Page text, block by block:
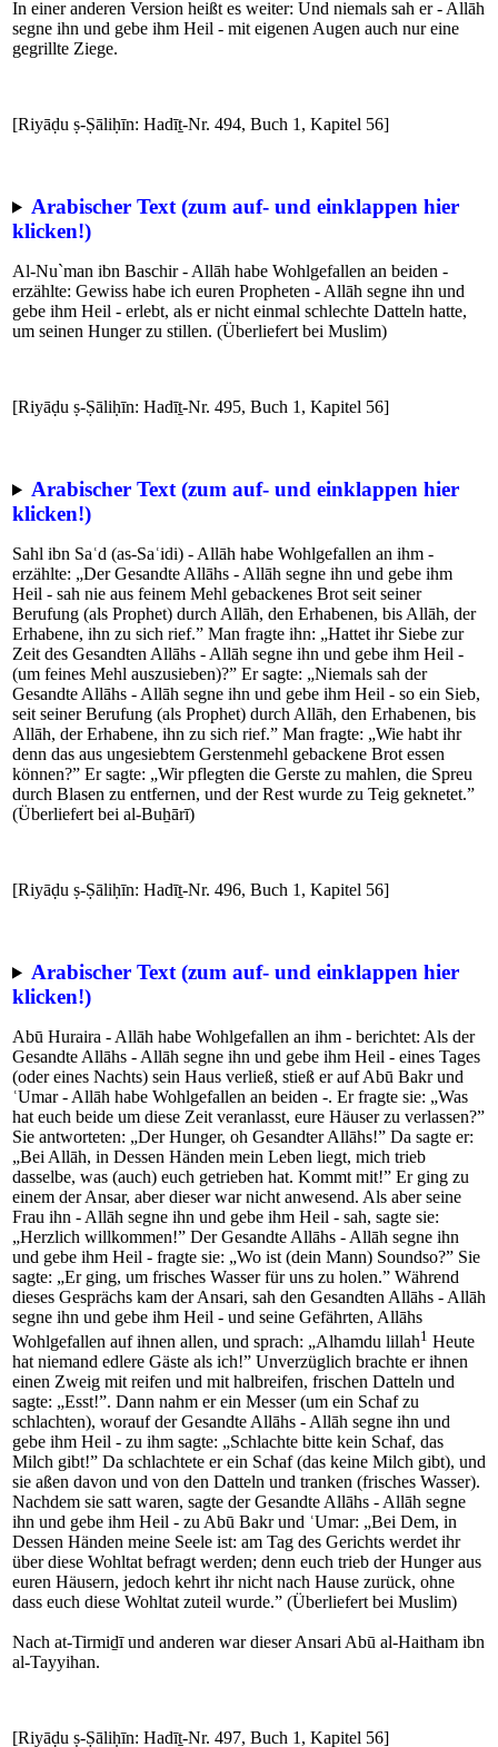
In einer anderen Version heißt es weiter: Und niemals sah er - Allāh
segne ihn und gebe ihm Heil - mit eigenen Augen auch nur eine
gegrillte Ziege.
[Riyāḍu ṣ-Ṣāliḥīn: Hadīṯ-Nr. 494, Buch 1, Kapitel 56]
Arabischer Text (zum auf- und einklappen hier
klicken!)
Al-Nu`man ibn Baschir - Allāh habe Wohlgefallen an beiden -
erzählte: Gewiss habe ich euren Propheten - Allāh segne ihn und
gebe ihm Heil - erlebt, als er nicht einmal schlechte Datteln hatte,
um seinen Hunger zu stillen. (Überliefert bei Muslim)
[Riyāḍu ṣ-Ṣāliḥīn: Hadīṯ-Nr. 495, Buch 1, Kapitel 56]
Arabischer Text (zum auf- und einklappen hier
klicken!)
Sahl ibn Saʿd (as-Saʿidi) - Allāh habe Wohlgefallen an ihm -
erzählte: „Der Gesandte Allāhs - Allāh segne ihn und gebe ihm
Heil - sah nie aus feinem Mehl gebackenes Brot seit seiner
Berufung (als Prophet) durch Allāh, den Erhabenen, bis Allāh, der
Erhabene, ihn zu sich rief.” Man fragte ihn: „Hattet ihr Siebe zur
Zeit des Gesandten Allāhs - Allāh segne ihn und gebe ihm Heil -
(um feines Mehl auszusieben)?” Er sagte: „Niemals sah der
Gesandte Allāhs - Allāh segne ihn und gebe ihm Heil - so ein Sieb,
seit seiner Berufung (als Prophet) durch Allāh, den Erhabenen, bis
Allāh, der Erhabene, ihn zu sich rief.” Man fragte: „Wie habt ihr
denn das aus ungesiebtem Gerstenmehl gebackene Brot essen
können?” Er sagte: „Wir pflegten die Gerste zu mahlen, die Spreu
durch Blasen zu entfernen, und der Rest wurde zu Teig geknetet.”
(Überliefert bei al-Buẖārī)
[Riyāḍu ṣ-Ṣāliḥīn: Hadīṯ-Nr. 496, Buch 1, Kapitel 56]
Arabischer Text (zum auf- und einklappen hier
klicken!)
Abū Huraira - Allāh habe Wohlgefallen an ihm - berichtet: Als der
Gesandte Allāhs - Allāh segne ihn und gebe ihm Heil - eines Tages
(oder eines Nachts) sein Haus verließ, stieß er auf Abū Bakr und
ʿUmar - Allāh habe Wohlgefallen an beiden -. Er fragte sie: „Was
hat euch beide um diese Zeit veranlasst, eure Häuser zu verlassen?”
Sie antworteten: „Der Hunger, oh Gesandter Allāhs!” Da sagte er:
„Bei Allāh, in Dessen Händen mein Leben liegt, mich trieb
dasselbe, was (auch) euch getrieben hat. Kommt mit!” Er ging zu
einem der Ansar, aber dieser war nicht anwesend. Als aber seine
Frau ihn - Allāh segne ihn und gebe ihm Heil - sah, sagte sie:
„Herzlich willkommen!” Der Gesandte Allāhs - Allāh segne ihn
und gebe ihm Heil - fragte sie: „Wo ist (dein Mann) Soundso?” Sie
sagte: „Er ging, um frisches Wasser für uns zu holen.” Während
dieses Gesprächs kam der Ansari, sah den Gesandten Allāhs - Allāh
segne ihn und gebe ihm Heil - und seine Gefährten, Allāhs
Wohlgefallen auf ihnen allen, und sprach: „Alhamdu lillah1 Heute
hat niemand edlere Gäste als ich!” Unverzüglich brachte er ihnen
einen Zweig mit reifen und mit halbreifen, frischen Datteln und
sagte: „Esst!”. Dann nahm er ein Messer (um ein Schaf zu
schlachten), worauf der Gesandte Allāhs - Allāh segne ihn und
gebe ihm Heil - zu ihm sagte: „Schlachte bitte kein Schaf, das
Milch gibt!” Da schlachtete er ein Schaf (das keine Milch gibt), und
sie aßen davon und von den Datteln und tranken (frisches Wasser).
Nachdem sie satt waren, sagte der Gesandte Allāhs - Allāh segne
ihn und gebe ihm Heil - zu Abū Bakr und ʿUmar: „Bei Dem, in
Dessen Händen meine Seele ist: am Tag des Gerichts werdet ihr
über diese Wohltat befragt werden; denn euch trieb der Hunger aus
euren Häusern, jedoch kehrt ihr nicht nach Hause zurück, ohne
dass euch diese Wohltat zuteil wurde.” (Überliefert bei Muslim)
Nach at-Tirmiḏī und anderen war dieser Ansari Abū al-Haitham ibn
al-Tayyihan.
[Riyāḍu ṣ-Ṣāliḥīn: Hadīṯ-Nr. 497, Buch 1, Kapitel 56]